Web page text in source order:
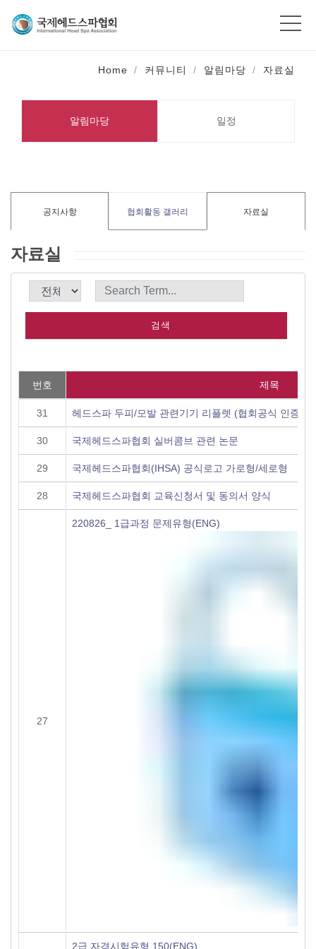
Home 커뮤니티 알림마당 자료실
알림마당 일정
공지사항 협회활동 갤러리 자료실
자료실
번호 제목
31 헤드스파 두피/모발 관련기기 리플렛 (협회공식 인증기
30 국제헤드스파협회 실버콤브 관련 논문
29 국제헤드스파협회(IHSA) 공식로고 가로형/세로형
28 국제헤드스파협회 교육신청서 및 동의서 양식
27
220826_ 1급과정 문제유형(ENG)
2급 자격시험유형 150(ENG)